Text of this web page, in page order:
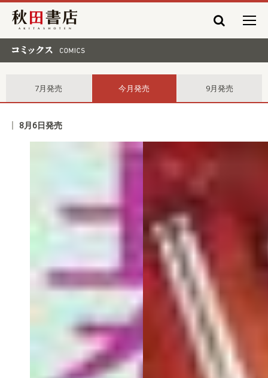
秋田書店
7月発売 今月発売 9月発売
8月6日発売